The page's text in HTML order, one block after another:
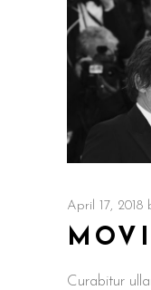
April 17, 2018
Curabitur